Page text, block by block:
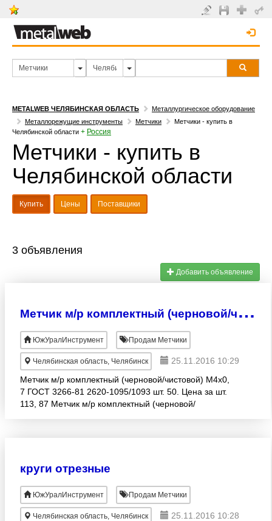
METALWEB ЧЕЛЯБИНСКАЯ ОБЛАСТЬ
Металлургическое оборудование
Металлорежущие инструменты
Метчики
Метчики - купить в
Челябинской области + Россия
Метчики - купить в
Челябинской области
Купить Цены Поставщики
3 объявления
Добавить объявление
М
етчик м/р комплектный (черновой/чистовой) ГОСТ
ЮжУралИнструмент Продам Метчики
Челябинская область, Челябинск
25.11.2016 10:29
Метчик м/р комплектный (черновой/чистовой) М4х0,
7 ГОСТ 3266-81 2620-1095/1093 шт. 50. Цена за шт.
113, 87 Метчик м/р комплектный (черновой/
круги отрезные
ЮжУралИнструмент Продам Метчики
Челябинская область, Челябинск
25.11.2016 10:28